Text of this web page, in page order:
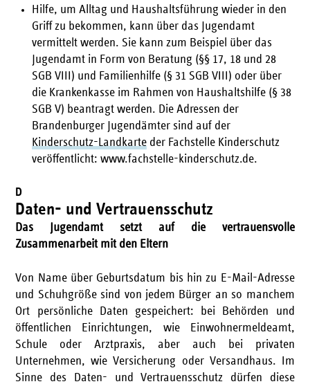
Hilfe, um Alltag und Haushaltsführung wieder in den
Griff zu bekommen, kann über das Jugendamt
vermittelt werden. Sie kann zum Beispiel über das
Jugendamt in Form von Beratung (§§ 17, 18 und 28
SGB VIII) und Familienhilfe (§ 31 SGB VIII) oder über
die Krankenkasse im Rahmen von Haushaltshilfe (§ 38
SGB V) beantragt werden. Die Adressen der
Brandenburger Jugendämter sind auf der
Kinderschutz-Landkarte der Fachstelle Kinderschutz
veröffentlicht: www.fachstelle-kinderschutz.de.
D
Daten- und Vertrauensschutz
Das Jugendamt setzt auf die vertrauensvolle
Zusammenarbeit mit den Eltern
Von Name über Geburtsdatum bis hin zu E-Mail-Adresse
und Schuhgröße sind von jedem Bürger an so manchem
Ort persönliche Daten gespeichert: bei Behörden und
öffentlichen Einrichtungen, wie Einwohnermeldeamt,
Schule oder Arztpraxis, aber auch bei privaten
Unternehmen, wie Versicherung oder Versandhaus. Im
Sinne des Daten- und Vertrauensschutz dürfen diese